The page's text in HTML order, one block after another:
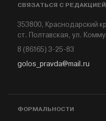
СВЯЗАТЬСЯ С РЕДАКЦИЕЙ
353800, Краснодарский
ст. Полтавская, ул.
8 (86165) 3-25-83
golos_pravda@mail.ru
ФОРМАЛЬНОСТИ